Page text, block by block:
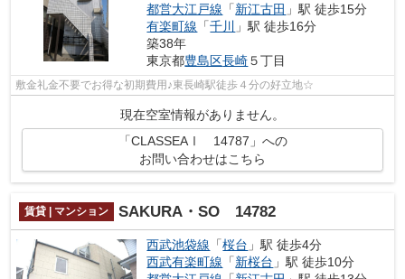
都営大江戸線 「新江古田 」駅 徒歩15分
有楽町線 「千川 」駅 徒歩16分
築38年
東京都豊島区長崎５丁目
敷金礼金不要でお得な初期費用♪東長崎駅徒歩４分の好立地☆
現在空室情報がありません。
「CLASSEAⅠ 14787」への
お問い合わせはこちら
賃貸 | マンション SAKURA・SO 14782
西武池袋線 「桜台 」駅 徒歩4分
西武有楽町線 「新桜台 」駅 徒歩10分